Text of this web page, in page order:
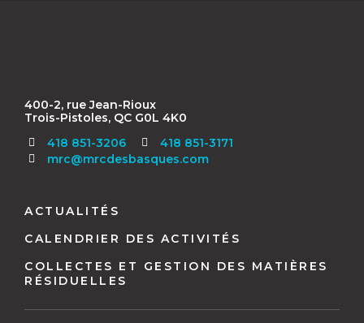
400-2, rue Jean-Rioux
Trois-Pistoles, QC G0L 4K0
418 851-3206
Télécopieur
:
418 851-3171
mrc@mrcdesbasques.com
pied
de
page
ACTUALITÉS
CALENDRIER DES ACTIVITÉS
COLLECTES ET GESTION DES MATIÈRES
RÉSIDUELLES